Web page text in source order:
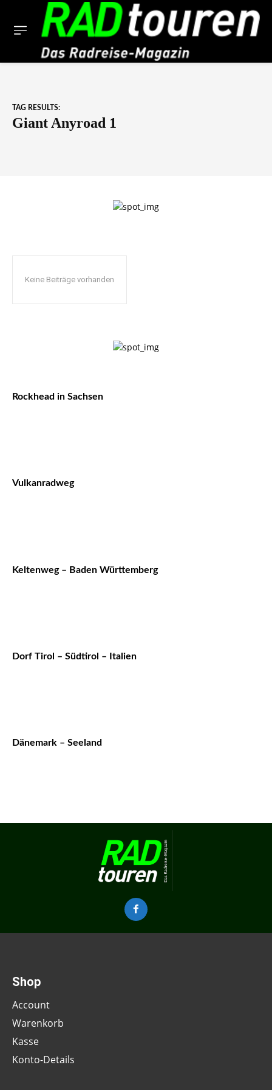
TAG RESULTS:
Giant Anyroad 1
Keine Beiträge vorhanden
Rockhead in Sachsen
Vulkanradweg
Keltenweg – Baden Württemberg
Dorf Tirol – Südtirol – Italien
Dänemark – Seeland
Shop
Account
Warenkorb
Kasse
Konto-Details